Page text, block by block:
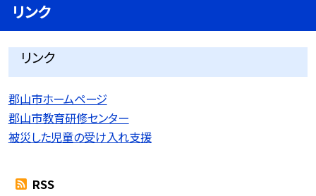
リンク
リンク
郡山市ホームページ
郡山市教育研修センター
被災した児童の受け入れ支援
RSS